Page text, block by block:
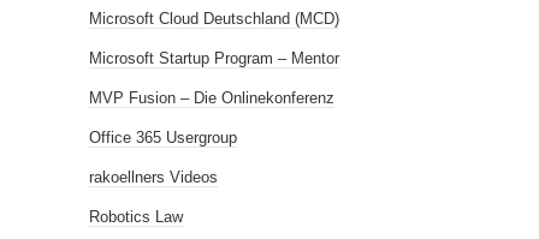
Microsoft Cloud Deutschland (MCD)
Microsoft Startup Program – Mentor
MVP Fusion – Die Onlinekonferenz
Office 365 Usergroup
rakoellners Videos
Robotics Law